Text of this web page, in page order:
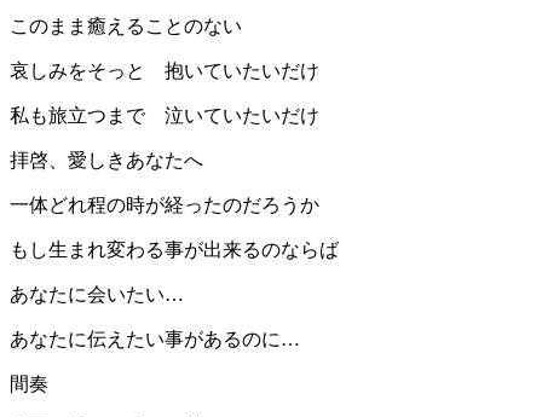
このまま癒えることのない
哀しみをそっと 抱いていたいだけ
私も旅立つまで 泣いていたいだけ
拝啓、愛しきあなたへ
一体どれ程の時が経ったのだろうか
もし生まれ変わる事が出来るのならば
あなたに会いたい…
あなたに伝えたい事があるのに…
間奏